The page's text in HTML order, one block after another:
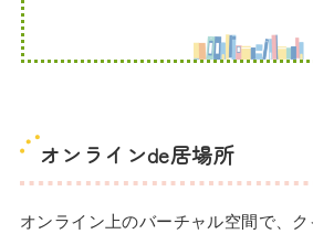
オンラインde居場所
オンライン上のバーチャル空間で、